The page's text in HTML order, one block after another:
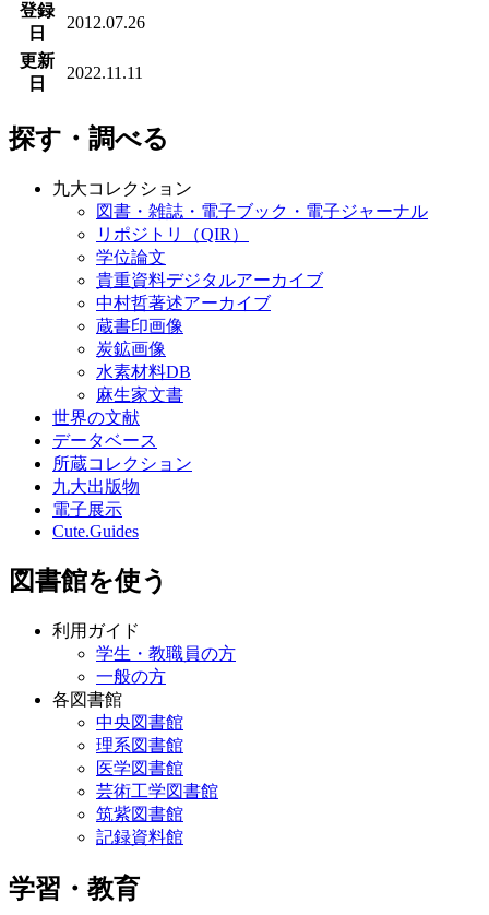
登録
日
2012.07.26
更新
日
2022.11.11
探す・調べる
九大コレクション
図書・雑誌・電子ブック・電子ジャーナル
リポジトリ（QIR）
学位論文
貴重資料デジタルアーカイブ
中村哲著述アーカイブ
蔵書印画像
炭鉱画像
水素材料DB
麻生家文書
世界の文献
データベース
所蔵コレクション
九大出版物
電子展示
Cute.Guides
図書館を使う
利用ガイド
学生・教職員の方
一般の方
各図書館
中央図書館
理系図書館
医学図書館
芸術工学図書館
筑紫図書館
記録資料館
学習・教育